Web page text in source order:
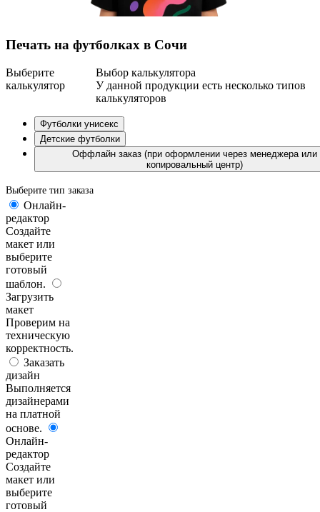
Печать на футболках в Сочи
Выберите
калькулятор
Выбор калькулятора
У данной продукции есть несколько типов
калькуляторов
Футболки унисекс
Детские футболки
Оффлайн заказ (при оформлении через менеджера или
копировальный центр)
Выберите тип заказа
Онлайн-
редактор
Создайте
макет или
выберите
готовый
шаблон.
Загрузить
макет
Проверим на
техническую
корректность.
Заказать
дизайн
Выполняется
дизайнерами
на платной
основе.
Онлайн-
редактор
Создайте
макет или
выберите
готовый